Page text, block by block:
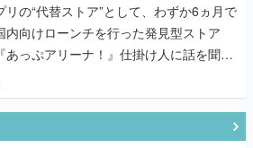
リの“代替ストア”として、わずか6ヵ月で
内向けローンチを行った発見型ストア
『あっぷアリーナ！』仕掛け人に話を聞い